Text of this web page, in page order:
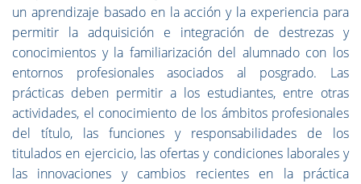
un aprendizaje basado en la acción y la experiencia para
permitir la adquisición e integración de destrezas y
conocimientos y la familiarización del alumnado con los
entornos profesionales asociados al posgrado. Las
prácticas deben permitir a los estudiantes, entre otras
actividades, el conocimiento de los ámbitos profesionales
del título, las funciones y responsabilidades de los
titulados en ejercicio, las ofertas y condiciones laborales y
las innovaciones y cambios recientes en la práctica